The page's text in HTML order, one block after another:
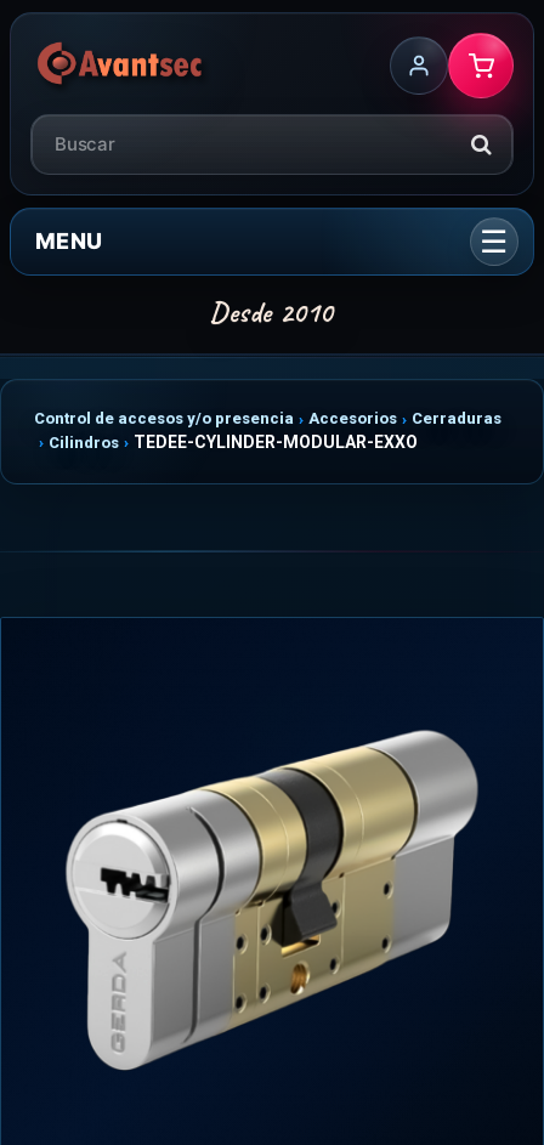
MENU
Control de accesos y/o presencia Accesorios
Cerraduras
Cilindros
TEDEE-CYLINDER-MODULAR-EXXO